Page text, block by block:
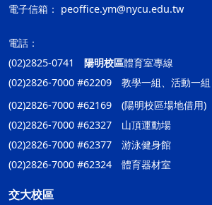
電子信箱： peoffice.ym@nycu.edu.tw
電話：
(02)2825-0741 陽明校區體育室專線
(02)2826-7000 #62209 教學一組、活動一組
(02)2826-7000 #62169 (陽明校區場地借用)
(02)2826-7000 #62327 山頂運動場
(02)2826-7000 #62377 游泳健身館
(02)2826-7000 #62324 體育器材室
交大校區